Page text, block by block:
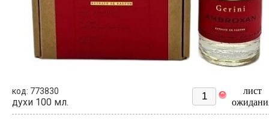
код: 773830
духи 100 мл.
лист